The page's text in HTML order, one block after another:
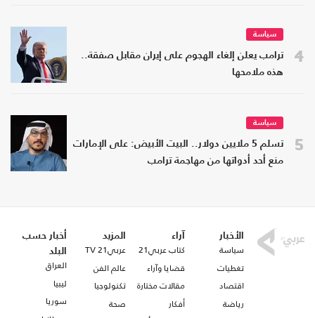
4
سياسة
ترامب يعلن إلغاء الهجوم على إيران مقابل صفقة..
هذه ملامحها
5
سياسة
تسلم 5 ملايين دولار.. البيت الأبيض: على الإمارات
منع أحد أدواتها من مهاجمة ترامب
الأخبار
سياسة
تغطيات
اقتصاد
رياضة
آراء
كتاب عربي21
قضايا وآراء
مقالات مختارة
أفكار
المزيد
عربي21 TV
عالم الفن
تكنولوجيا
صحة
أخبار حسب
البلد
العراق
ليبيا
سوريا